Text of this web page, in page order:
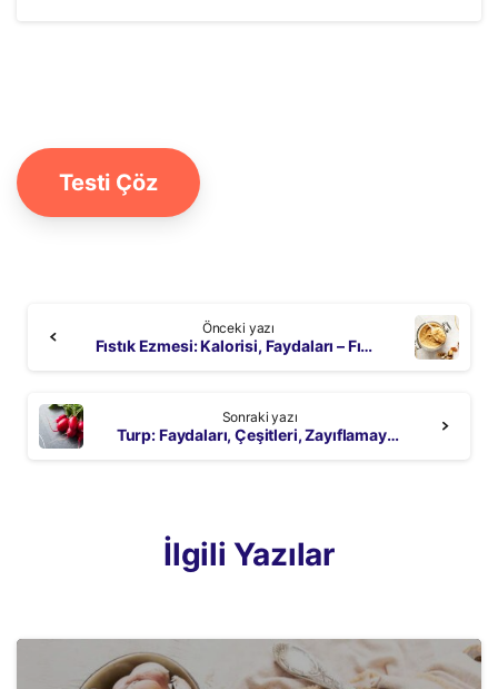
Testi Çöz
Reading
Önceki yazı
Fıstık Ezmesi: Kalorisi, Faydaları – Fıstık Ezmesi Nasıl Yapılır?
Sonraki yazı
Turp: Faydaları, Çeşitleri, Zayıflamaya Etkisi
İlgili Yazılar
2